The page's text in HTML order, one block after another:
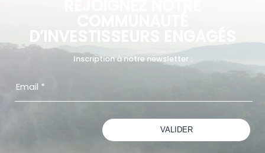
D’INVESTISSEURS ENGAGÉS
Inscription à notre newsletter :